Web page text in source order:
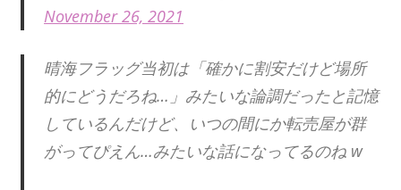
November 26, 2021
晴海フラッグ当初は「確かに割安だけど場所
的にどうだろね…」みたいな論調だったと記憶
しているんだけど、いつの間にか転売屋が群
がってぴえん…みたいな話になってるのね w